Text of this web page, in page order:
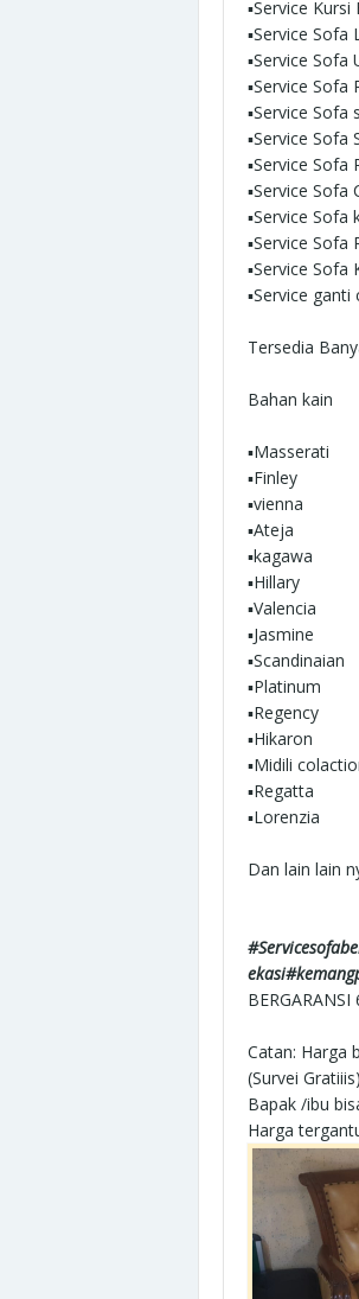
▪︎Service
▪︎Service Sofa
▪︎Service Sofa
▪︎Service Sofa
▪︎Service Sofa
▪︎Service Sofa
▪︎Service Sofa
▪︎Service Sofa
▪︎Service Sofa
▪︎Service Sofa
▪︎Service Sofa
▪︎Service ganti
Tersedia
Bahan
▪︎Finley
▪︎Ateja
▪︎Midili
Dan lain lain
Catan: Harga
(Survei Gratiiis)
Bapak /ibu
Harga